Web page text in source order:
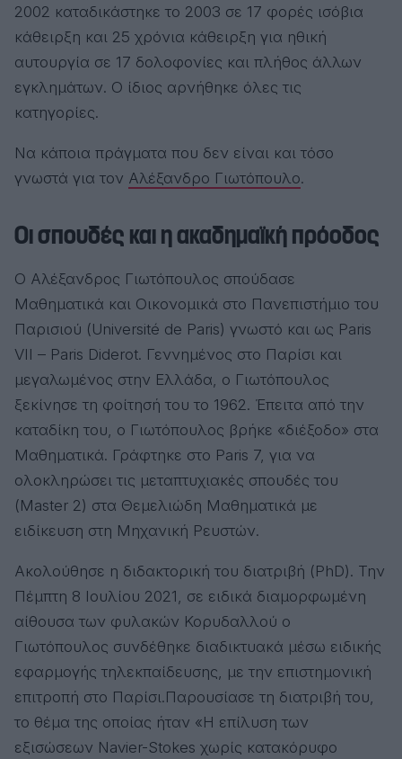
2002 καταδικάστηκε το 2003 σε 17 φορές ισόβια
κάθειρξη και 25 χρόνια κάθειρξη για ηθική
αυτουργία σε 17 δολοφονίες και πλήθος άλλων
εγκλημάτων. Ο ίδιος αρνήθηκε όλες τις
κατηγορίες.
Να κάποια πράγματα που δεν είναι και τόσο
γνωστά για τον Αλέξανδρο Γιωτόπουλο.
Οι σπουδές και η ακαδημαϊκή πρόοδος
Ο Αλέξανδρος Γιωτόπουλος σπούδασε
Μαθηματικά και Οικονομικά στο Πανεπιστήμιο του
Παρισιού (Université de Paris) γνωστό και ως Paris
VII – Paris Diderot. Γεννημένος στο Παρίσι και
μεγαλωμένος στην Ελλάδα, ο Γιωτόπουλος
ξεκίνησε τη φοίτησή του το 1962. Έπειτα από την
καταδίκη του, ο Γιωτόπουλος βρήκε «διέξοδο» στα
Μαθηματικά. Γράφτηκε στο Paris 7, για να
ολοκληρώσει τις μεταπτυχιακές σπουδές του
(Master 2) στα Θεμελιώδη Μαθηματικά με
ειδίκευση στη Μηχανική Ρευστών.
Ακολούθησε η διδακτορική του διατριβή (PhD). Την
Πέμπτη 8 Ιουλίου 2021, σε ειδικά διαμορφωμένη
αίθουσα των φυλακών Κορυδαλλού ο
Γιωτόπουλος συνδέθηκε διαδικτυακά μέσω ειδικής
εφαρμογής τηλεκπαίδευσης, με την επιστημονική
επιτροπή στο Παρίσι.Παρουσίασε τη διατριβή του,
το θέμα της οποίας ήταν «Η επίλυση των
εξισώσεων Navier-Stokes χωρίς κατακόρυφο